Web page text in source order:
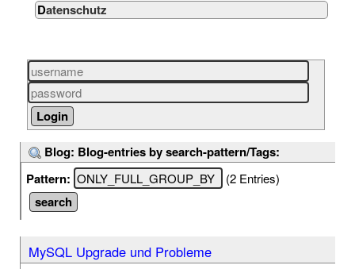
Datenschutz
Blog: Blog-entries by search-pattern/Tags:
Pattern:
(2 Entries)
MySQL Upgrade und Probleme